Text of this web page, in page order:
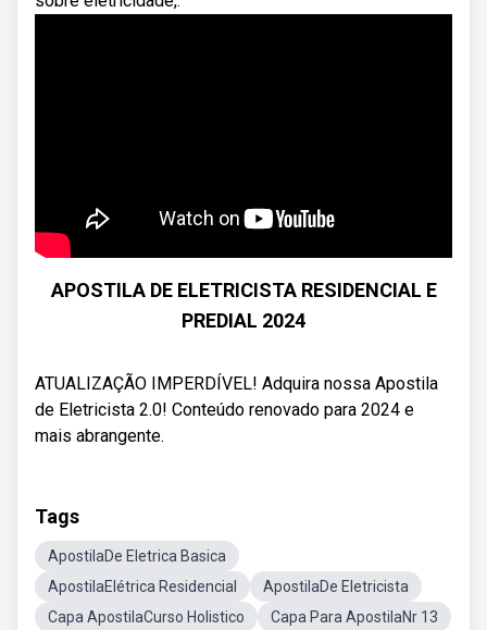
APOSTILA DE ELETRICISTA RESIDENCIAL E
PREDIAL 2024
ATUALIZAÇÃO IMPERDÍVEL! Adquira nossa Apostila
de Eletricista 2.0! Conteúdo renovado para 2024 e
mais abrangente.
Tags
ApostilaDe Eletrica Basica
ApostilaElétrica Residencial
ApostilaDe Eletricista
Capa ApostilaCurso Holistico
Capa Para ApostilaNr 13